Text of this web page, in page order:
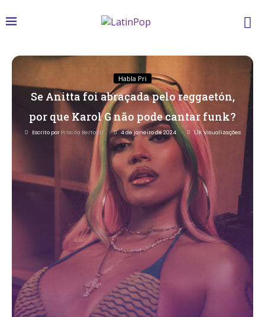
Habla Pri
Se Anitta foi abraçada pelo reggaetón,
por que Karol G não pode cantar funk?
Escrito por Priscila Bertozzi 4 de janeiro de 2024 1,1KVisualizações